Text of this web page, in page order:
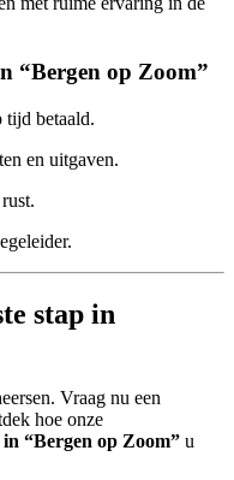
“Bergen op Zoom”
tijd betaald.
en uitgaven.
stap in
Vraag nu een
hoe onze
“Bergen op Zoom” u